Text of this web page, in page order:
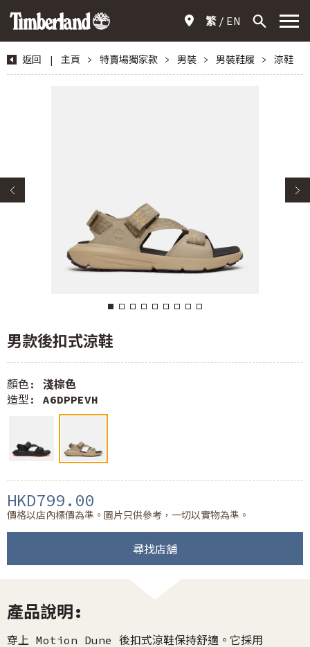
繁 EN
返回 | 主頁 > 特賣場獨家款 > 男裝 > 男裝鞋履 > 涼鞋
男款後扣式涼鞋
顏色: 淺棕色
造型: A6DPPEVH
HKD799.00
價格以店內標價為準。圖片只供參考，一切以實物為準。
尋找店舖
產品說明:
穿上 Motion Dune 後扣式涼鞋保持舒適。它採用